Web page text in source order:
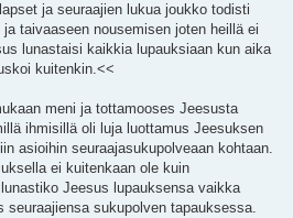
ja seuraajien lukua joukko todisti
taivaaseen nousemisen joten heillä ei
lunastaisi kaikkia lupauksiaan kun aika
kuitenkin.<<
meni ja tottamooses Jeesusta
ihmisillä oli luja luottamus Jeesuksen
asioihin seuraajasukupolveaan kohtaan.
ei kuitenkaan ole kuin
Jeesus lupauksensa vaikka
seuraajiensa sukupolven tapauksessa.